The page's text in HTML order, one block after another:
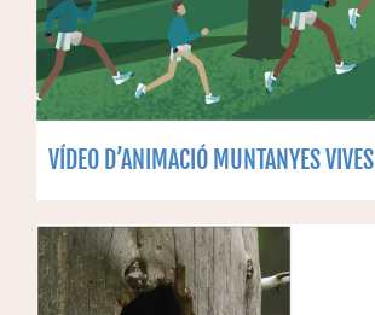
VÍDEO D’ANIMACIÓ MUNTANYES VIVES